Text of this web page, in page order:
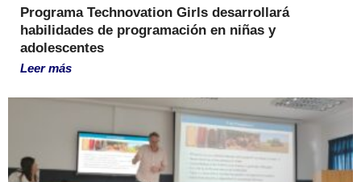
Programa Technovation Girls desarrollará
habilidades de programación en niñas y
adolescentes
Leer más